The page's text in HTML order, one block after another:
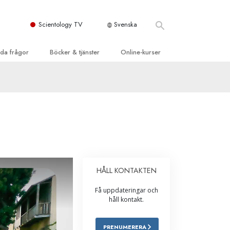
Scientology TV Svenska
frågor Böcker & tjänster
tjänster
Online-kurser
Integritet och ärlighet
Äktenskap
Den emotionella Tonskalan
HÅLL KONTAKTEN
Få uppdateringar och
håll kontakt.
PRENUMERERA